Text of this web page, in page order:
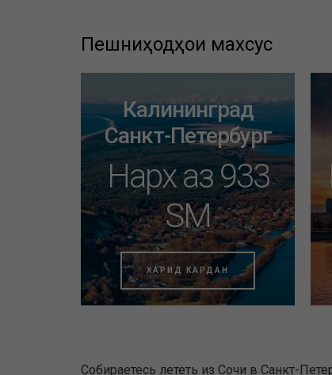
Пешниҳодҳои махсус
Калининград
Санкт-Петербург
Нарх аз 933
SM
ХАРИД КАРДАН
Собираетесь лететь из Сочи в Санкт-